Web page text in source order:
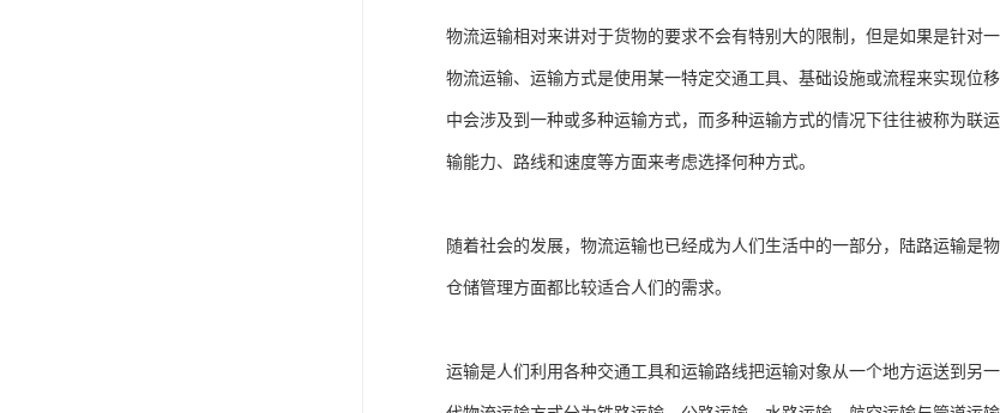
物流运输相对来讲对于货物的要求不会有特别大的限制，但是如果是针对
物流运输、运输方式是使用某一特定交通工具、基础设施或流程来实现位
中会涉及到一种或多种运输方式，而多种运输方式的情况下往往被称为联
输能力、路线和速度等方面来考虑选择何种方式。
随着社会的发展，物流运输也已经成为人们生活中的一部分，陆路运输是
仓储管理方面都比较适合人们的需求。
运输是人们利用各种交通工具和运输路线把运输对象从一个地方运送到另